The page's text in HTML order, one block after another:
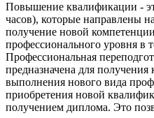
Повышение квалификации -
часов), которые направлены
получение новой
профессионального уровня в
Профессиональная
предназначена для
выполнения нового вида
приобретения новой
получением диплома. Это